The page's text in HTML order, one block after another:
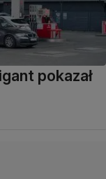
pokazał